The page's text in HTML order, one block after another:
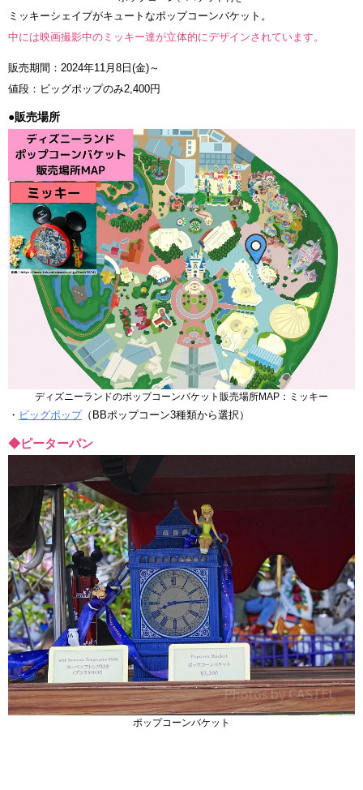
ミッキーシェイプがキュートなポップコーンバケット。
中には映画撮影中のミッキー達が立体的にデザインされています。
販売期間：2024年11月8日(金)～
値段：ビッグポップのみ2,400円
●販売場所
ディズニーランドのポップコーンバケット販売場所MAP：ミッキー
・ ビッグポップ（BBポップコーン3種類から選択）
◆ピーターパン
ポップコーンバケット